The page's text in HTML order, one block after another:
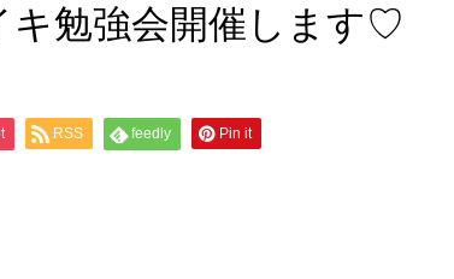
キ勉強会開催します♡
RSS feedly Pin it